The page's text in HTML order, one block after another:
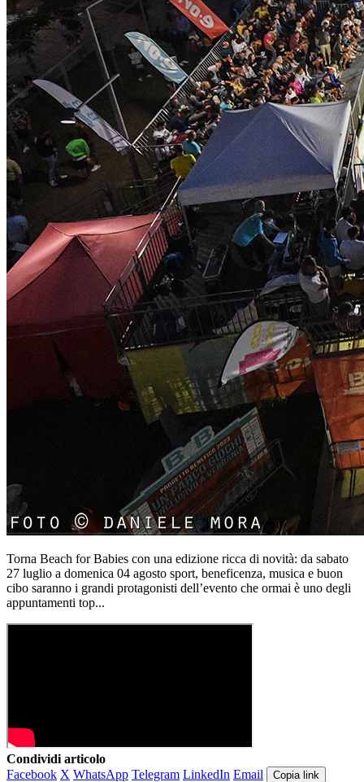
Torna Beach for Babies con una edizione ricca di novità: da sabato
27 luglio a domenica 04 agosto sport, beneficenza, musica e buon
cibo saranno i grandi protagonisti dell’evento che ormai è uno degli
appuntamenti top...
Condividi articolo
Facebook X WhatsApp Telegram LinkedIn Email Copia link